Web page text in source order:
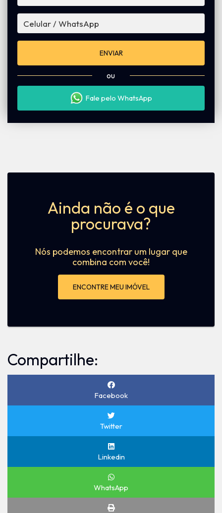
ENVIAR
ou
Fale pelo WhatsApp
Ainda não é o que
procurava?
Nós podemos encontrar um lugar que
combina com você!
ENCONTRE MEU IMÓVEL
Compartilhe:
Facebook
Twitter
Linkedin
WhatsApp